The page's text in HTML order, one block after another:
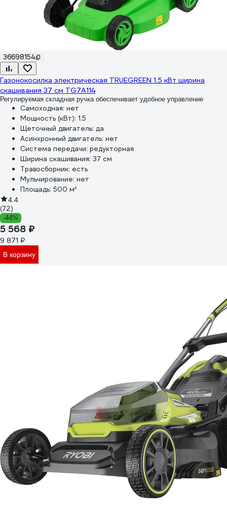
36698154
Газонокосилка электрическая TRUEGREEN 1.5 кВт ширина
скашивания 37 см TG7A114
Регулируемая складная ручка обеспечивает удобное управление
Самоходная: нет
Мощность (кВт): 1.5
Щеточный двигатель: да
Асинхронный двигатель: нет
Система передачи: редукторная
Ширина скашивания: 37 см
Травосборник: есть
Мульчирование: нет
Площадь: 500 м²
4.4
(72)
-44%
5 568 ₽
9 871 ₽
В корзину